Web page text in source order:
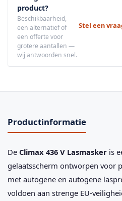
product?
Beschikbaarheid,
een alternatief of
een offerte voor
grotere aantallen —
wij antwoorden snel.
Stel een
Productinformatie
De Climax 436 V Lasmasker is
gelaatsscherm ontworpen voor
met autogene en autogene
voldoen aan strenge EU-